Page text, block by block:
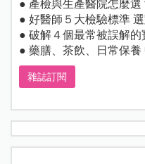
● 產檢與生產醫院怎麼選
● 好醫師５大檢驗標準
● 破解４個最常被誤解的
● 藥膳、茶飲、日常保
雜誌訂閱